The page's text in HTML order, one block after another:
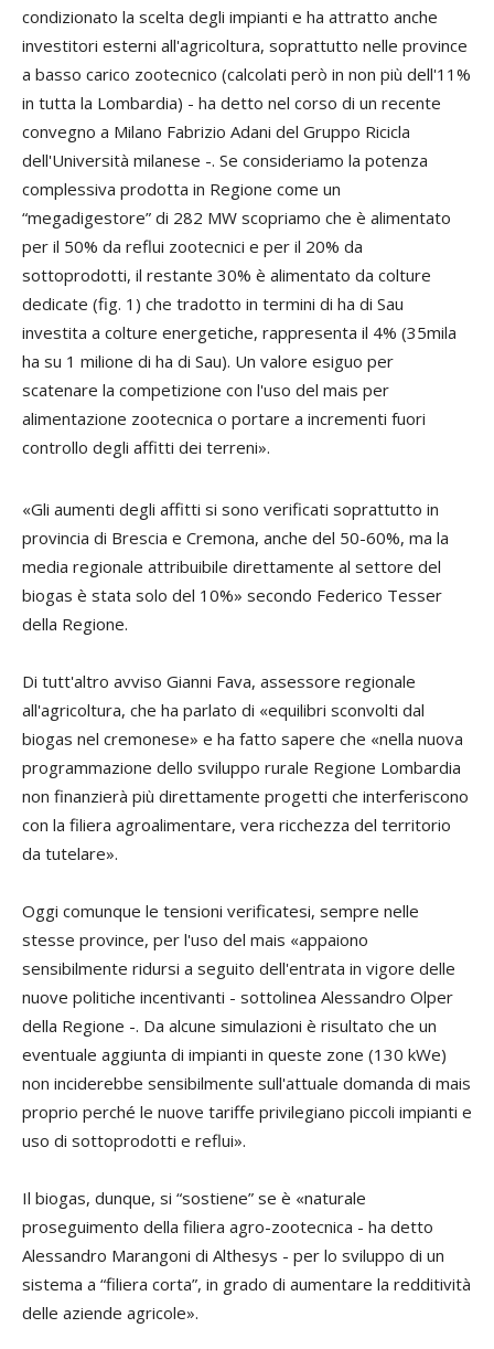
condizionato la scelta degli impianti e ha attratto anche
investitori esterni all'agricoltura, soprattutto nelle province
a basso carico zootecnico (calcolati però in non più dell'11%
in tutta la Lombardia) - ha detto nel corso di un recente
convegno a Milano Fabrizio Adani del Gruppo Ricicla
dell'Università milanese -. Se consideriamo la potenza
complessiva prodotta in Regione come un
“megadigestore” di 282 MW scopriamo che è alimentato
per il 50% da reflui zootecnici e per il 20% da
sottoprodotti, il restante 30% è alimentato da colture
dedicate (fig. 1) che tradotto in termini di ha di Sau
investita a colture energetiche, rappresenta il 4% (35mila
ha su 1 milione di ha di Sau). Un valore esiguo per
scatenare la competizione con l'uso del mais per
alimentazione zootecnica o portare a incrementi fuori
controllo degli affitti dei terreni».
«Gli aumenti degli affitti si sono verificati soprattutto in
provincia di Brescia e Cremona, anche del 50-60%, ma la
media regionale attribuibile direttamente al settore del
biogas è stata solo del 10%» secondo Federico Tesser
della Regione.
Di tutt'altro avviso Gianni Fava, assessore regionale
all'agricoltura, che ha parlato di «equilibri sconvolti dal
biogas nel cremonese» e ha fatto sapere che «nella nuova
programmazione dello sviluppo rurale Regione Lombardia
non finanzierà più direttamente progetti che interferiscono
con la filiera agroalimentare, vera ricchezza del territorio
da tutelare».
Oggi comunque le tensioni verificatesi, sempre nelle
stesse province, per l'uso del mais «appaiono
sensibilmente ridursi a seguito dell'entrata in vigore delle
nuove politiche incentivanti - sottolinea Alessandro Olper
della Regione -. Da alcune simulazioni è risultato che un
eventuale aggiunta di impianti in queste zone (130 kWe)
non inciderebbe sensibilmente sull'attuale domanda di mais
proprio perché le nuove tariffe privilegiano piccoli impianti e
uso di sottoprodotti e reflui».
Il biogas, dunque, si “sostiene” se è «naturale
proseguimento della filiera agro-zootecnica - ha detto
Alessandro Marangoni di Althesys - per lo sviluppo di un
sistema a “filiera corta”, in grado di aumentare la redditività
delle aziende agricole».